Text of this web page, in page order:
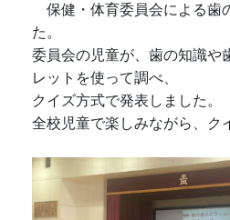
保健・体育委員会による歯
た。
委員会の児童が、歯の知識や
レットを使って調べ、
クイズ方式で発表しました。
全校児童で楽しみながら、ク